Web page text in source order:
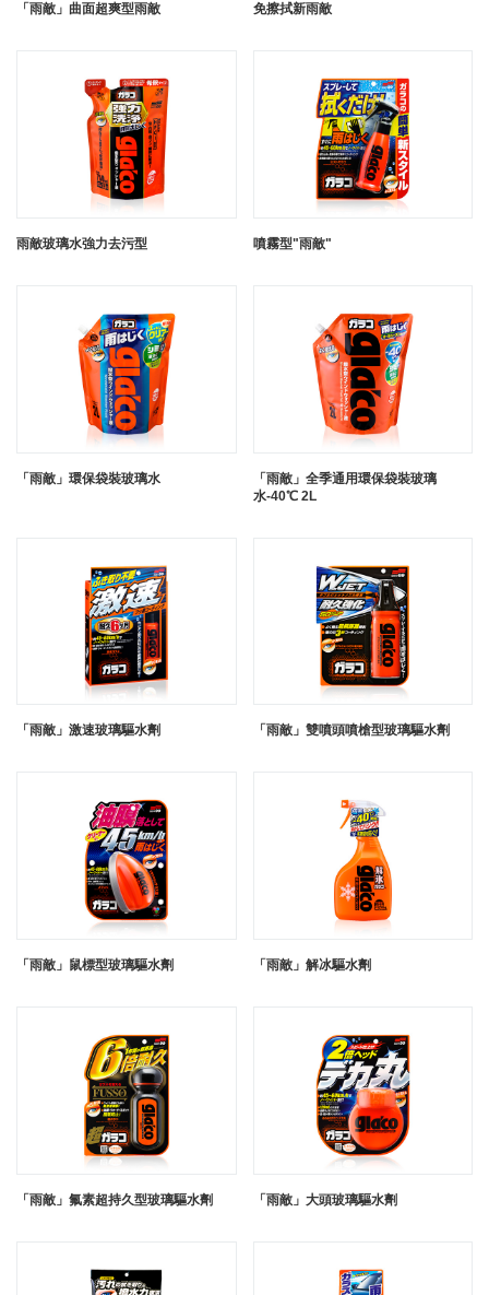
「雨敵」曲面超爽型雨敵 免擦拭新雨敵
雨敵玻璃水強力去污型 噴霧型"雨敵"
「雨敵」環保袋裝玻璃水
「雨敵」全季通用環保袋裝玻璃
水-40℃ 2L
「雨敵」激速玻璃驅水劑 「雨敵」雙噴頭噴槍型玻璃驅水劑
「雨敵」鼠標型玻璃驅水劑 「雨敵」解冰驅水劑
「雨敵」氟素超持久型玻璃驅水劑 「雨敵」大頭玻璃驅水劑